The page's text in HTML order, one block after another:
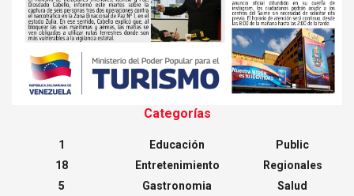
Categorías
1
18
5
Educación
Entretenimiento
Gastronomia
Public
Regionales
Salud